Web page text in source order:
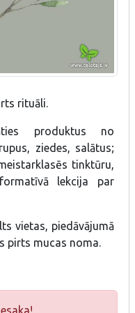
rituāli.
produktus no
ziedes, salātus;
tinktūru,
lekcija par
vietas, piedāvājumā
pirts mucas noma.